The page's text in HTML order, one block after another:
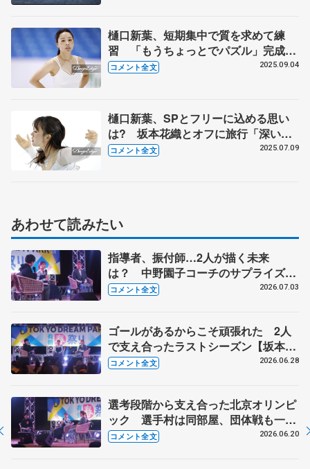
樋口新葉、短期集中で質を求めて練
習 「もうちょっとでパズル」完成で
きる 【木下グループ杯公式練習後】
コメント全文 2025.09.04
樋口新葉、SPとフリーに込める思い
は? 坂本花織とオフに旅行「深い話
をして…」（合宿囲み取材コメント全
コメント全文 2025.07.09
あわせて読みたい
指導者、振付師…2人が描く未来
は？ 中野園子コーチのサプライズメ
ッセージも【坂本花織・樋口新葉
コメント全文 2026.07.03
ゴールがあるからこそ頑張れた 2人
で支え合ったラストシーズン【坂本花
織・樋口新葉GETSPORTSトークショ
コメント全文 2026.06.28
選考段階から支え合った北京オリンピ
ック 選手村は同部屋、団体戦も一緒
に【坂本花織・樋口新葉GETSPORTS
コメント全文 2026.06.20